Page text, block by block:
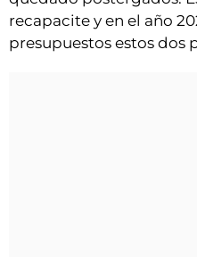
recapacite y en el año
presupuestos estos dos